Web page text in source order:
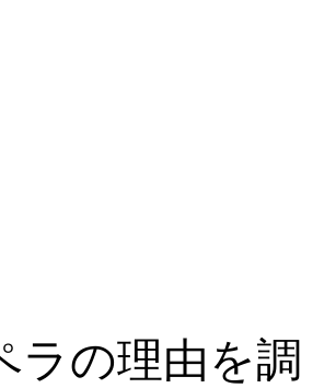
ラの理由を調